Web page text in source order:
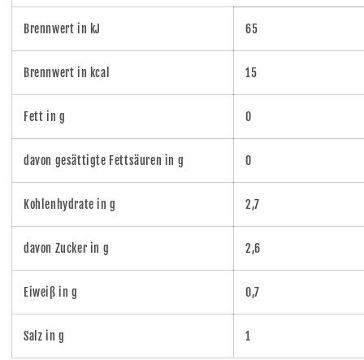
Brennwert in kJ 65
Brennwert in kcal 15
Fett in g 0
davon gesättigte Fettsäuren in g 0
Kohlenhydrate in g 2,7
davon Zucker in g 2,6
Eiweiß in g 0,7
Salz in g 1